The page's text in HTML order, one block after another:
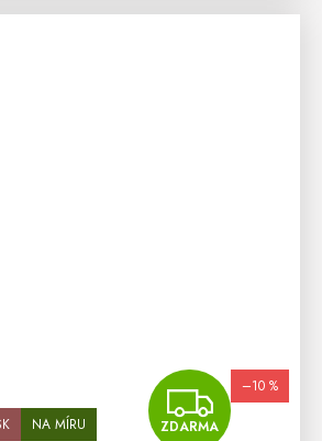
NA MÍRU ZDARMA
–10 %